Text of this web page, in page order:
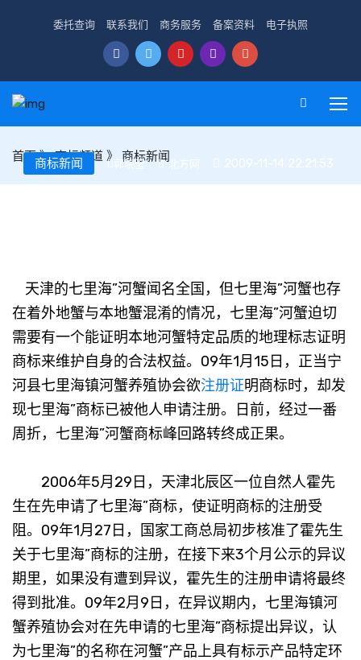
委托查询 联系我们 商务服务 备案资料 电子执照
首页》商标频道 》 商标新闻
商标新闻 郭晓莹 北方网 2009-11-14 22:21:53
天津的七里海”河蟹闻名全国，但七里海”河蟹也存
在着外地蟹与本地蟹混淆的情况，七里海”河蟹迫切
需要有一个能证明本地河蟹特定品质的地理标志证明
商标来维护自身的合法权益。09年1月15日，正当宁
河县七里海镇河蟹养殖协会欲注册证明商标时，却发
现七里海”商标已被他人申请注册。日前，经过一番
周折，七里海”河蟹商标峰回路转终成正果。
2006年5月29日，天津北辰区一位自然人霍先
生在先申请了七里海”商标，使证明商标的注册受
阻。09年1月27日，国家工商总局初步核准了霍先生
关于七里海”商标的注册，在接下来3个月公示的异议
期里，如果没有遭到异议，霍先生的注册申请将最终
得到批准。09年2月9日，在异议期内，七里海镇河
蟹养殖协会对在先申请的七里海”商标提出异议，认
为七里海”的名称在河蟹”产品上具有标示产品特定环